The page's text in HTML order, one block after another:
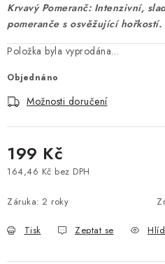
NIKOTINOVÝ FILM
PŘÍSLUŠENSTVÍ
Kontakty
Krvavý Pomeranč: Intenzivní,
pomeranče s osvěžující hořkostí.
Položka byla vyprodána…
Objednáno
Možnosti doručení
199 Kč
164,46 Kč bez DPH
Záruka: 2 roky
Tisk Zeptat se